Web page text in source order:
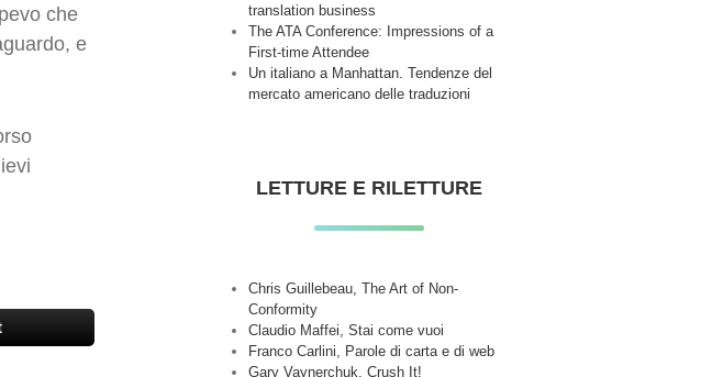
che
e
translation business
The ATA Conference: Impressions of a
First-time Attendee
Un italiano a Manhattan. Tendenze del
mercato americano delle traduzioni
LETTURE E RILETTURE
Chris Guillebeau, The Art of Non-
Conformity
Claudio Maffei, Stai come vuoi
Franco Carlini, Parole di carta e di web
Gary Vaynerchuk, Crush It!